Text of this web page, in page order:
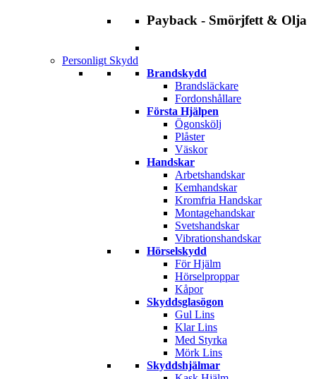
Payback - Smörjfett & Olja
Personligt Skydd
Brandskydd
Brandsläckare
Fordonshållare
Första Hjälpen
Ögonskölj
Plåster
Väskor
Handskar
Arbetshandskar
Kemhandskar
Kromfria Handskar
Montagehandskar
Svetshandskar
Vibrationshandskar
Hörselskydd
För Hjälm
Hörselproppar
Kåpor
Skyddsglasögon
Gul Lins
Klar Lins
Med Styrka
Mörk Lins
Skyddshjälmar